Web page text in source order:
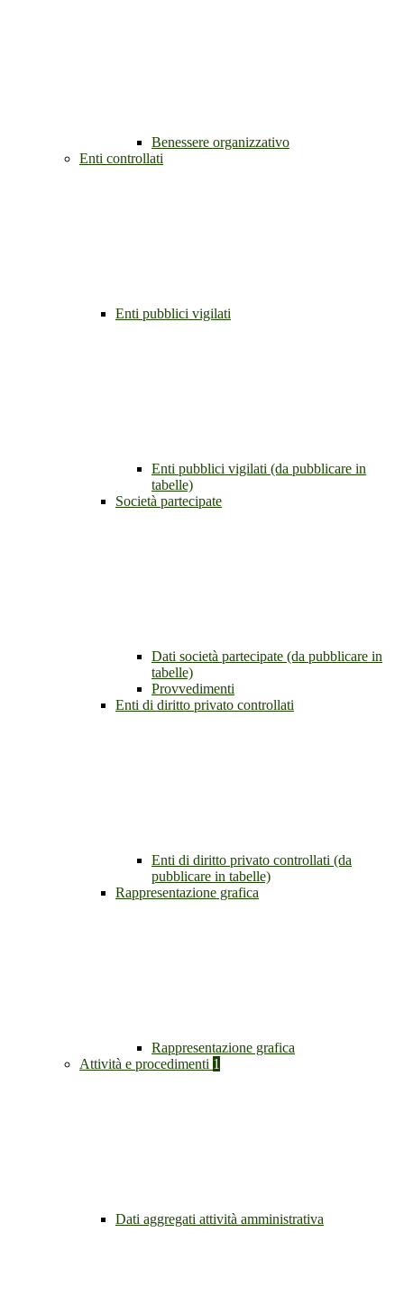
Benessere organizzativo
Enti controllati
Enti pubblici vigilati
Enti pubblici vigilati (da pubblicare in
tabelle)
Società partecipate
Dati società partecipate (da pubblicare in
tabelle)
Provvedimenti
Enti di diritto privato controllati
Enti di diritto privato controllati (da
pubblicare in tabelle)
Rappresentazione grafica
Rappresentazione grafica
Attività e procedimenti 1
Dati aggregati attività amministrativa